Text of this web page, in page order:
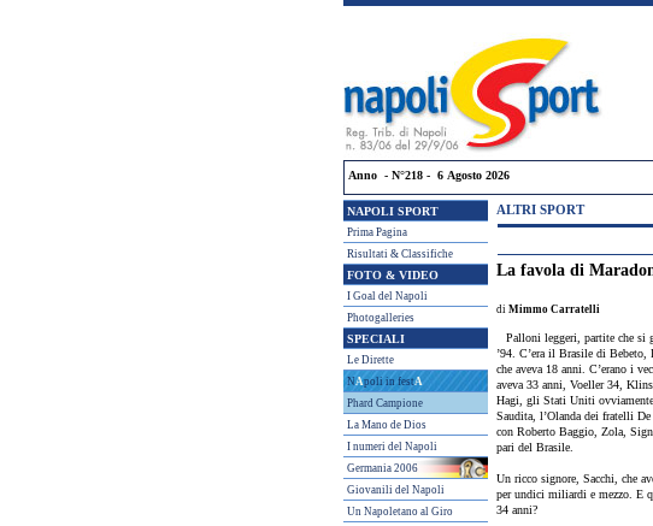
Anno - N°218 - 6 Agosto 2026
NAPOLI SPORT
Prima Pagina
Risultati & Classifiche
FOTO & VIDEO
I Goal del Napoli
Photogalleries
SPECIALI
Le Dirette
NApoli in festA
Phard Campione
La Mano de Dios
I numeri del Napoli
Germania 2006
Giovanili del Napoli
Un Napoletano al Giro
ALTRI SPORT
La favola di
di Mimmo Carratelli
Palloni leggeri, partite che si
’94. C’era il Brasile di
che aveva 18 anni. C’erano i
aveva 33 anni, Voeller 34,
Hagi, gli Stati Uniti
Saudita, l’Olanda dei fratelli De
con Roberto Baggio, Zola,
pari del Brasile.
Un ricco signore, Sacchi, che
per undici miliardi e mezzo. E
34 anni?